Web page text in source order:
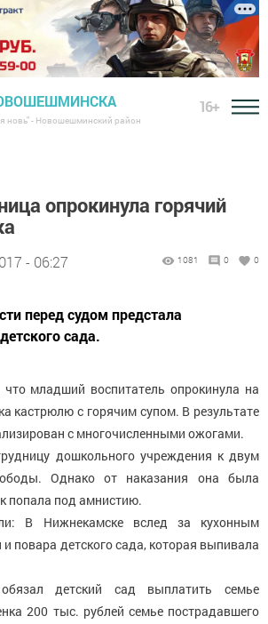
новь" - Новошешминский район
16+
опрокинула горячий
- 06:27 1081 0 0
перед судом предстала
сада.
младший воспитатель опрокинула на
кастрюлю с горячим супом. В результате
с многочисленными ожогами.
дошкольного учреждения к двум
Однако от наказания она была
попала под амнистию.
В Нижнекамске вслед за кухонным
повара детского сада, которая выпивала
детский сад выплатить семье
200 тыс. рублей семье пострадавшего